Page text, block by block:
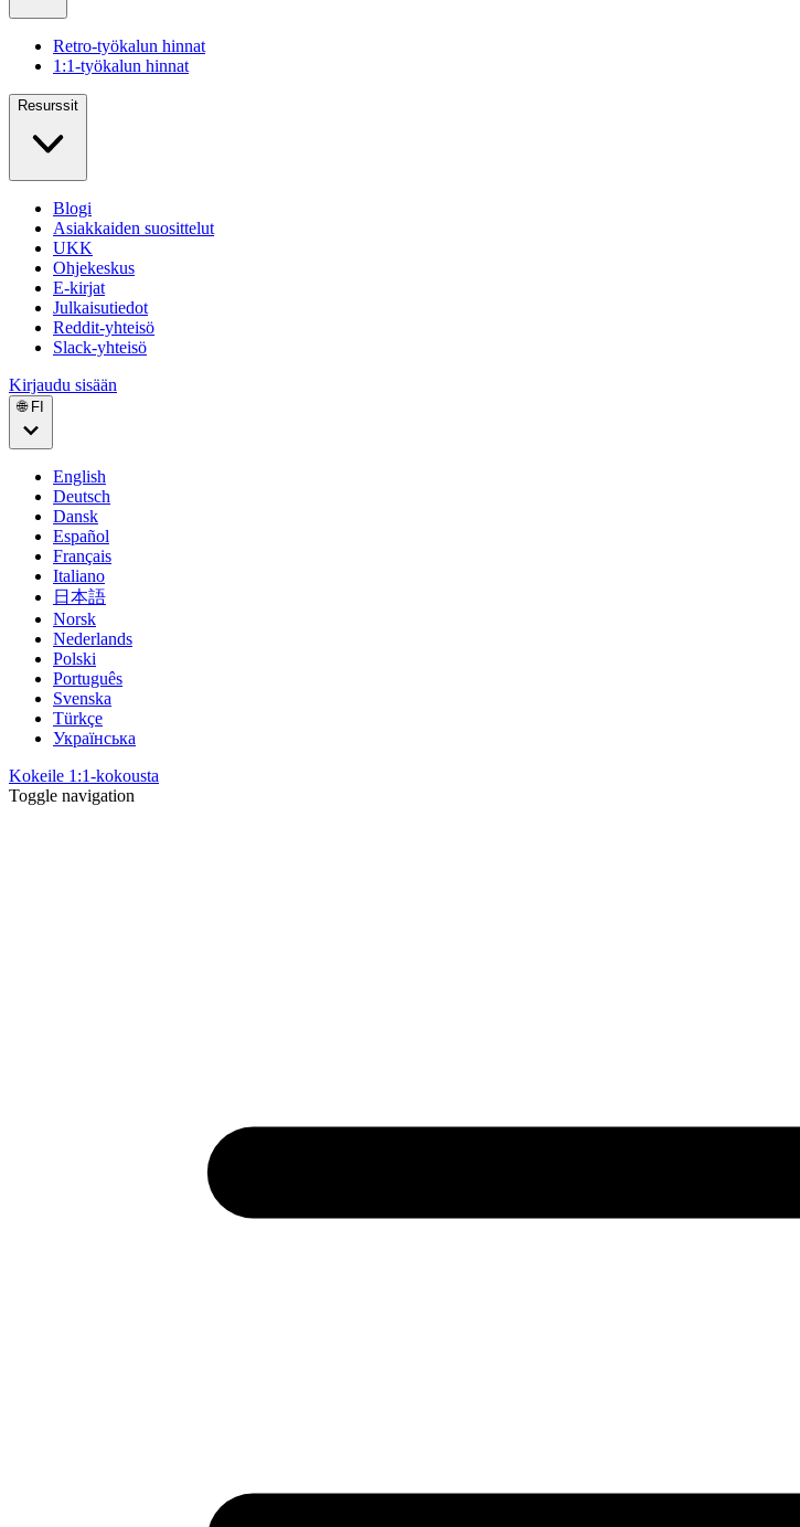
Retro-työkalun hinnat
1:1-työkalun hinnat
Resurssit
Blogi
Asiakkaiden suosittelut
UKK
Ohjekeskus
E-kirjat
Julkaisutiedot
Reddit-yhteisö
Slack-yhteisö
Kirjaudu sisään
🌐 FI
English
Deutsch
Dansk
Español
Français
Italiano
日本語
Norsk
Nederlands
Polski
Português
Svenska
Türkçe
Українська
Kokeile 1:1-kokousta
Toggle navigation